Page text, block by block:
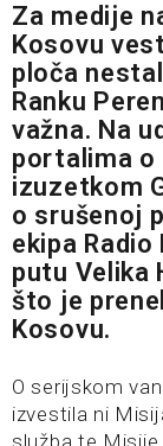
Za medije
Kosovu
ploča
Ranku
važna. Na
portalima o
izuzetkom
o srušenoj
ekipa
putu Velika
što je
Kosovu.
O serijskom
izvestila ni
služba te